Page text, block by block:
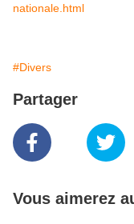
nationale.html
#Divers
Partager
Vous aimerez